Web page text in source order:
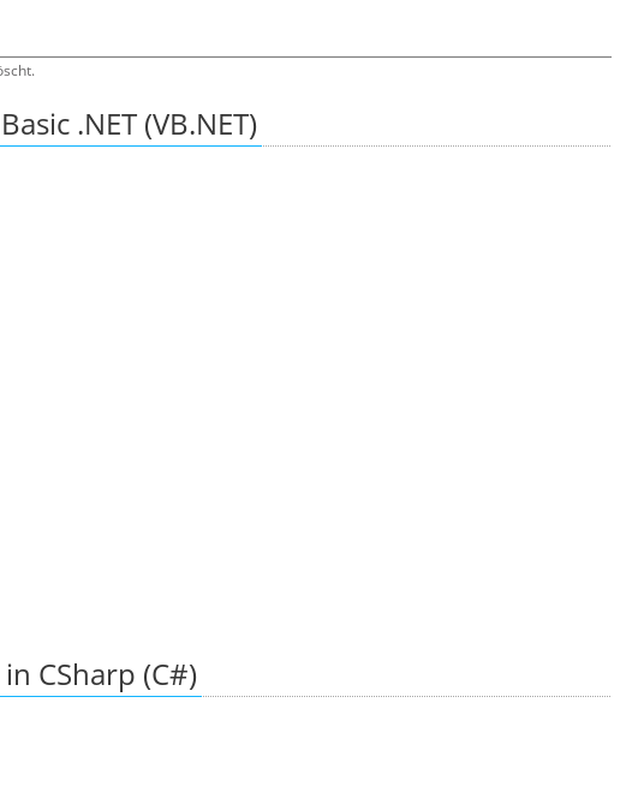
.NET (VB.NET)
CSharp (C#)